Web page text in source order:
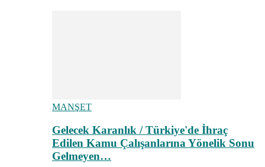
MANŞET
Gelecek Karanlık / Türkiye'de İhraç
Edilen Kamu Çalışanlarına Yönelik Sonu
Gelmeyen…